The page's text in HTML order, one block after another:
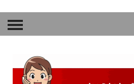
HOME